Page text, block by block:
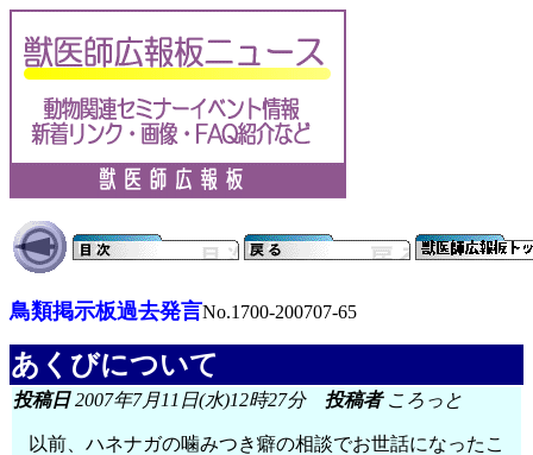
鳥類掲示板過去発言No.1700-200707-65
あくびについて
投稿日2007年7月11日(水)12時27分 投稿者ころっと
以前、ハネナガの噛みつき癖の相談でお世話になったこ